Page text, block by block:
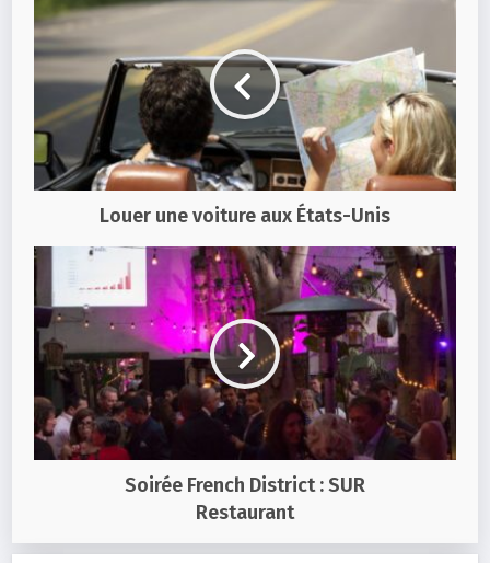
Louer une voiture aux États-Unis
Soirée French District : SUR
Restaurant